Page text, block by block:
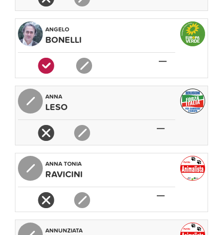
ANGELO
BONELLI
—
ANNA
LESO
—
ANNA TONIA
RAVICINI
—
ANNUNZIATA